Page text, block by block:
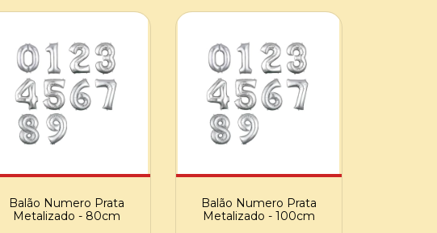
Balão Numero Prata
Metalizado - 80cm
Balão Numero Prata
Metalizado - 100cm